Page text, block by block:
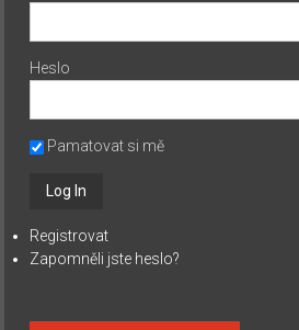
Heslo
Pamatovat si mě
Registrovat
Zapomněli jste heslo?